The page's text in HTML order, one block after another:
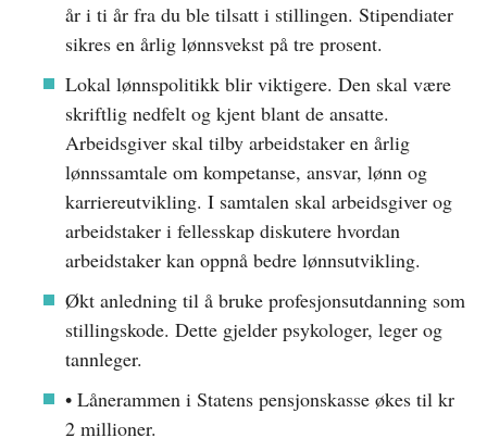
år i ti år fra du ble tilsatt i stillingen. Stipendiater
sikres en årlig lønnsvekst på tre prosent.
Lokal lønnspolitikk blir viktigere. Den skal være
skriftlig nedfelt og kjent blant de ansatte.
Arbeidsgiver skal tilby arbeidstaker en årlig
lønnssamtale om kompetanse, ansvar, lønn og
karriereutvikling. I samtalen skal arbeidsgiver og
arbeidstaker i fellesskap diskutere hvordan
arbeidstaker kan oppnå bedre lønnsutvikling.
Økt anledning til å bruke profesjonsutdanning som
stillingskode. Dette gjelder psykologer, leger og
tannleger.
• Lånerammen i Statens pensjonskasse økes til kr
2 millioner.